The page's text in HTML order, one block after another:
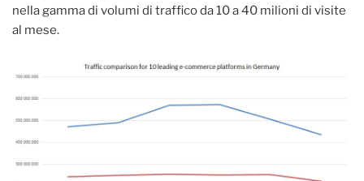
nella gamma di volumi di traffico da 10 a 40 milioni di visite
al mese.